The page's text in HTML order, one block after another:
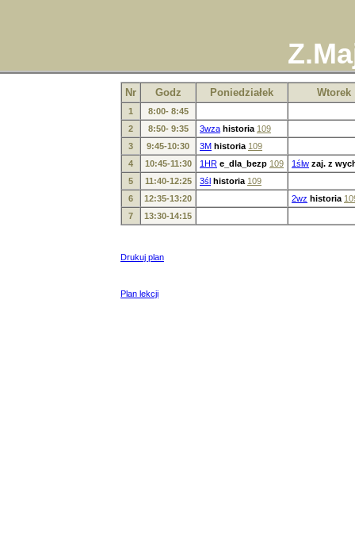
Nr Godz Poniedziałek Wtorek
1
8:00- 8:45
2
8:50- 9:35 3wza historia 109
3
9:45-10:30 3M historia 109
4
10:45-11:30 1HR e_dla_bezp 109 1ślw zaj. z
5
11:40-12:25 3śl historia 109
6
12:35-13:20 2wz historia
7
13:30-14:15
Drukuj plan
Plan lekcji